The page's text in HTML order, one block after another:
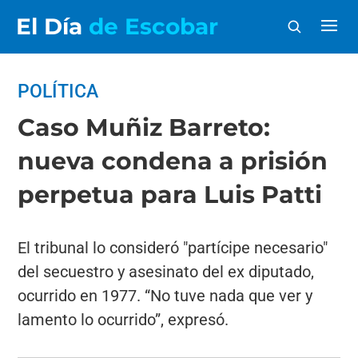
El Día de Escobar
POLÍTICA
Caso Muñiz Barreto:
nueva condena a prisión
perpetua para Luis Patti
El tribunal lo consideró "partícipe necesario"
del secuestro y asesinato del ex diputado,
ocurrido en 1977. “No tuve nada que ver y
lamento lo ocurrido”, expresó.